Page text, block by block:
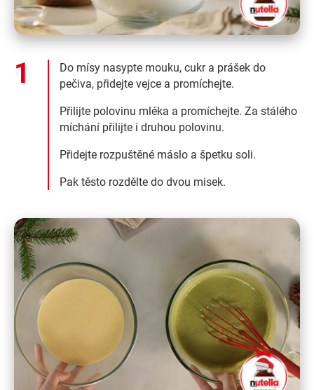
Do mísy nasypte mouku, cukr a prášek do
pečiva, přidejte vejce a promíchejte.
Přilijte polovinu mléka a promíchejte. Za stálého
míchání přilijte i druhou polovinu.
Přidejte rozpuštěné máslo a špetku soli.
Pak těsto rozdělte do dvou misek.